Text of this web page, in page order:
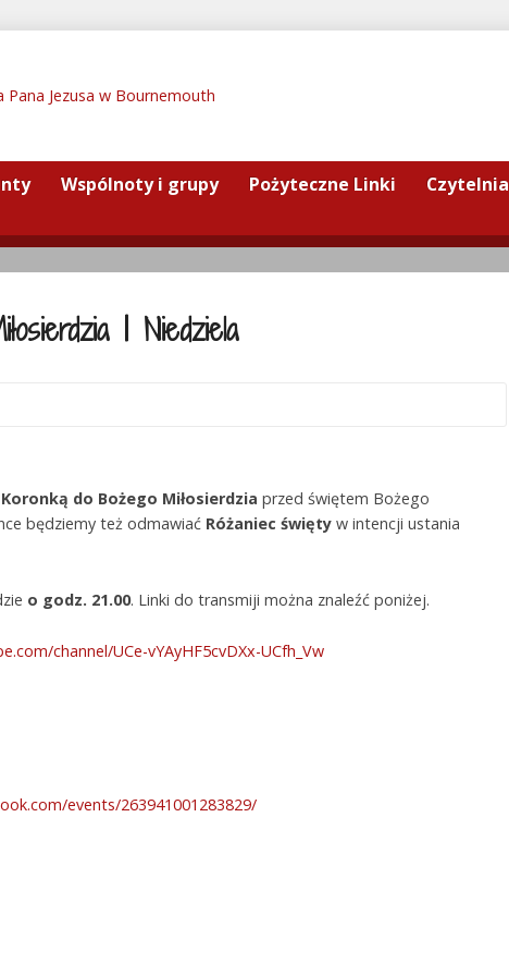
Wspólnoty i grupy Pożyteczne Linki Czytelnia
| Niedziela
Koronką do Bożego Miłosierdzia przed świętem Bożego
będziemy też odmawiać Różaniec święty w intencji ustania
o godz. 21.00. Linki do transmiji można znaleźć poniżej.
channel/UCe-vYAyHF5cvDXx-UCfh_Vw
events/263941001283829/